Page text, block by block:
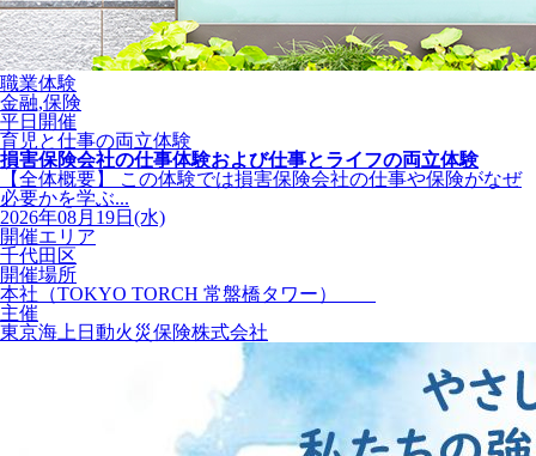
職業体験
金融,保険
平日開催
育児と仕事の両立体験
損害保険会社の仕事体験および仕事とライフの両立体験
【全体概要】 この体験では損害保険会社の仕事や保険がなぜ
必要かを学ぶ...
2026年08月19日(水)
開催エリア
千代田区
開催場所
本社（TOKYO TORCH 常盤橋タワー）
主催
東京海上日動火災保険株式会社